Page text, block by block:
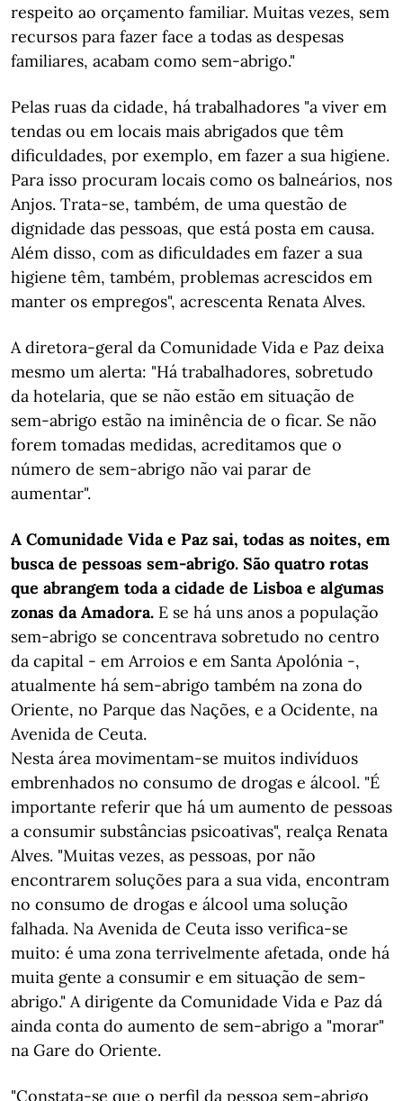
respeito ao orçamento familiar. Muitas vezes, sem
recursos para fazer face a todas as despesas
familiares, acabam como sem-abrigo."
Pelas ruas da cidade, há trabalhadores "a viver em
tendas ou em locais mais abrigados que têm
dificuldades, por exemplo, em fazer a sua higiene.
Para isso procuram locais como os balneários, nos
Anjos. Trata-se, também, de uma questão de
dignidade das pessoas, que está posta em causa.
Além disso, com as dificuldades em fazer a sua
higiene têm, também, problemas acrescidos em
manter os empregos", acrescenta Renata Alves.
A diretora-geral da Comunidade Vida e Paz deixa
mesmo um alerta: "Há trabalhadores, sobretudo
da hotelaria, que se não estão em situação de
sem-abrigo estão na iminência de o ficar. Se não
forem tomadas medidas, acreditamos que o
número de sem-abrigo não vai parar de
aumentar".
A Comunidade Vida e Paz sai, todas as noites, em
busca de pessoas sem-abrigo. São quatro rotas
que abrangem toda a cidade de Lisboa e algumas
zonas da Amadora. E se há uns anos a população
sem-abrigo se concentrava sobretudo no centro
da capital - em Arroios e em Santa Apolónia -,
atualmente há sem-abrigo também na zona do
Oriente, no Parque das Nações, e a Ocidente, na
Avenida de Ceuta.
Nesta área movimentam-se muitos indivíduos
embrenhados no consumo de drogas e álcool. "É
importante referir que há um aumento de pessoas
a consumir substâncias psicoativas", realça Renata
Alves. "Muitas vezes, as pessoas, por não
encontrarem soluções para a sua vida, encontram
no consumo de drogas e álcool uma solução
falhada. Na Avenida de Ceuta isso verifica-se
muito: é uma zona terrivelmente afetada, onde há
muita gente a consumir e em situação de sem-
abrigo." A dirigente da Comunidade Vida e Paz dá
ainda conta do aumento de sem-abrigo a "morar"
na Gare do Oriente.
"Constata-se que o perfil da pessoa sem-abrigo